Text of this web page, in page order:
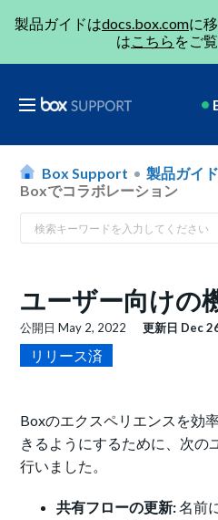
製品ガイドはdocs.box.comに
はこちら をご
Box Support 製品ガイド
Boxでコラボレーション
ユーザー向けの
公開日May 2, 2022 更新日 Dec
リリース済
Boxのエクスペリエンスを効
きるようにするために、次の
行いました。
共有フローの更新:名前